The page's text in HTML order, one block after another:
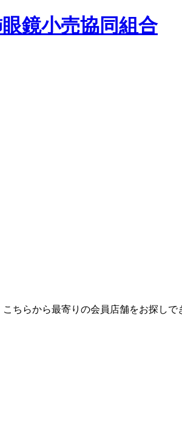
ちらから最寄りの会員店舗をお探しで